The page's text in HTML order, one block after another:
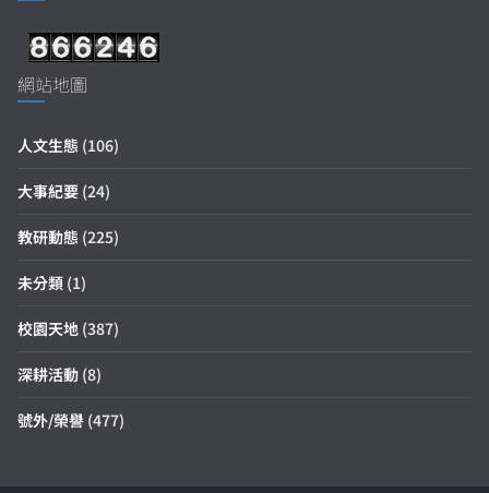
網站地圖
人文生態 (106)
大事紀要 (24)
教研動態 (225)
未分類 (1)
校園天地 (387)
深耕活動 (8)
號外/榮譽 (477)